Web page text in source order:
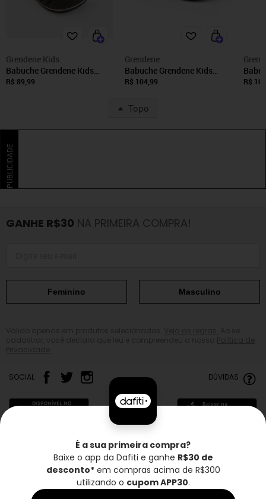
Grendene Kids
Babuche Grendene Kids
Sonic Speed Preto
R$ 89,99
Grendene
Babuche Grendene Kids
Sonic Speed 22594
R$ 104,99 R$
Topo
PUBLICIDADE
GANHE R$30 NA PRIMEIRA COMPRA!
Feminino Masculino
SOCIAL DÚVIDAS
Frete grátis* Troca grátis Entrega rápida
É a sua primeira compra?
Baixe o app da Dafiti e ganhe R$30 de
desconto*em compras acima de R$300
utilizando o cupom APP30.